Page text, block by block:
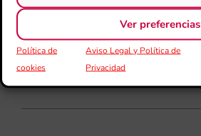
Ver preferencias
Política de
cookies
Aviso Legal y Política de
Privacidad